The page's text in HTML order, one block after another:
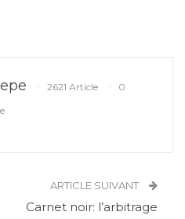
2621 Article
0
ARTICLE SUIVANT
Carnet noir: l’arbitrage